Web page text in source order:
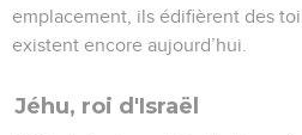
emplacement, ils édifièrent des
existent encore aujourd’hui.
Jéhu, roi d'Israël